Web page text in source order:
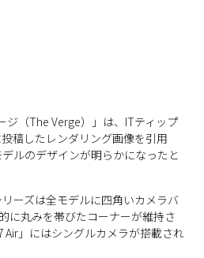
ジ（The Verge）」は、ITティップ
稿したレンダリング画像を引用
ルのデザインが明らかになったと
ーズは全モデルに四角いカメラバ
に丸みを帯びたコーナーが維持さ
Air」にはシングルカメラが搭載され